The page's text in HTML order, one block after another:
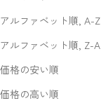
アルファベット順, A-Z
アルファベット順, Z-A
価格の安い順
価格の高い順